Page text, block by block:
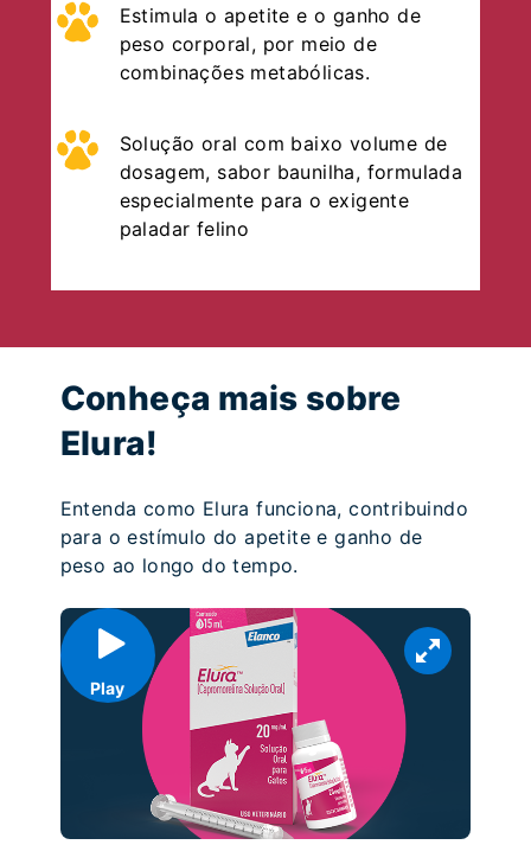
Estimula o apetite e o ganho de
peso corporal, por meio de
combinações metabólicas.
Solução oral com baixo volume de
dosagem, sabor baunilha, formulada
especialmente para o exigente
paladar felino
Conheça mais sobre
Elura!
Entenda como Elura funciona, contribuindo
para o estímulo do apetite e ganho de
peso ao longo do tempo.
Play